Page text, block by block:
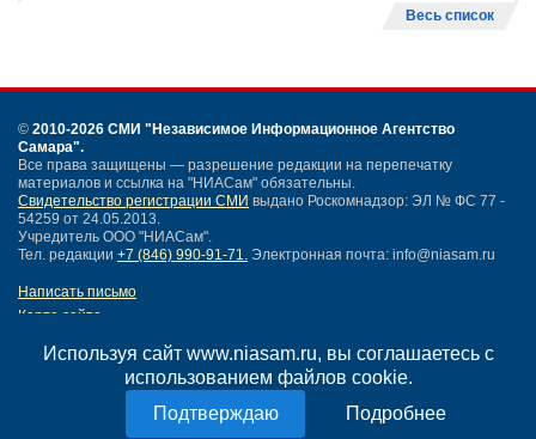
Используя сайт www.niasam.ru, вы соглашаетесь с
использованием файлов cookie.
Подробнее
Весь список
© 2010-2026 СМИ "Независимое Информационное Агентство
Самара".
Все права защищены — разрешение редакции на перепечатку
материалов и ссылка на "НИАСам" обязательны.
Свидетельство регистрации СМИ выдано Роскомнадзор: ЭЛ № ФС 77 -
54259 от 24.05.2013.
Учредитель ООО "НИАСам".
Тел. редакции +7 (846) 990-91-71. Электронная почта: info@niasam.ru
Написать письмо
Карта сайта
Политика конфиденциальности
Согласие на обработку персональных данных